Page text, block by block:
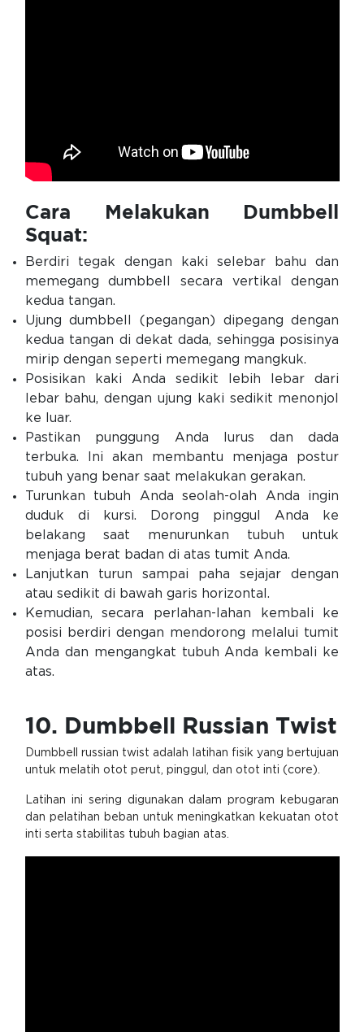
Cara Melakukan Dumbbell
Squat:
Berdiri tegak dengan kaki selebar bahu dan
memegang dumbbell secara vertikal dengan
kedua tangan.
Ujung dumbbell (pegangan) dipegang dengan
kedua tangan di dekat dada, sehingga posisinya
mirip dengan seperti memegang mangkuk.
Posisikan kaki Anda sedikit lebih lebar dari
lebar bahu, dengan ujung kaki sedikit menonjol
ke luar.
Pastikan punggung Anda lurus dan dada
terbuka. Ini akan membantu menjaga postur
tubuh yang benar saat melakukan gerakan.
Turunkan tubuh Anda seolah-olah Anda ingin
duduk di kursi. Dorong pinggul Anda ke
belakang saat menurunkan tubuh untuk
menjaga berat badan di atas tumit Anda.
Lanjutkan turun sampai paha sejajar dengan
atau sedikit di bawah garis horizontal.
Kemudian, secara perlahan-lahan kembali ke
posisi berdiri dengan mendorong melalui tumit
Anda dan mengangkat tubuh Anda kembali ke
atas.
10. Dumbbell Russian Twist
Dumbbell russian twist adalah latihan fisik yang bertujuan
untuk melatih otot perut, pinggul, dan otot inti (core).
Latihan ini sering digunakan dalam program kebugaran
dan pelatihan beban untuk meningkatkan kekuatan otot
inti serta stabilitas tubuh bagian atas.